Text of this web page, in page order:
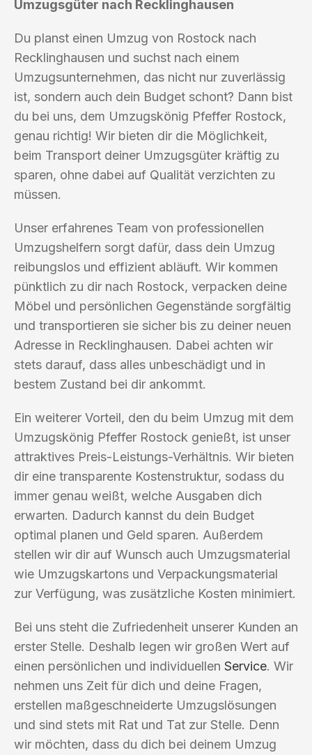
Umzugsgüter nach Recklinghausen
Du planst einen Umzug von Rostock nach
Recklinghausen und suchst nach einem
Umzugsunternehmen, das nicht nur zuverlässig
ist, sondern auch dein Budget schont? Dann bist
du bei uns, dem Umzugskönig Pfeffer Rostock,
genau richtig! Wir bieten dir die Möglichkeit,
beim Transport deiner Umzugsgüter kräftig zu
sparen, ohne dabei auf Qualität verzichten zu
müssen.
Unser erfahrenes Team von professionellen
Umzugshelfern sorgt dafür, dass dein Umzug
reibungslos und effizient abläuft. Wir kommen
pünktlich zu dir nach Rostock, verpacken deine
Möbel und persönlichen Gegenstände sorgfältig
und transportieren sie sicher bis zu deiner neuen
Adresse in Recklinghausen. Dabei achten wir
stets darauf, dass alles unbeschädigt und in
bestem Zustand bei dir ankommt.
Ein weiterer Vorteil, den du beim Umzug mit dem
Umzugskönig Pfeffer Rostock genießt, ist unser
attraktives Preis-Leistungs-Verhältnis. Wir bieten
dir eine transparente Kostenstruktur, sodass du
immer genau weißt, welche Ausgaben dich
erwarten. Dadurch kannst du dein Budget
optimal planen und Geld sparen. Außerdem
stellen wir dir auf Wunsch auch Umzugsmaterial
wie Umzugskartons und Verpackungsmaterial
zur Verfügung, was zusätzliche Kosten minimiert.
Bei uns steht die Zufriedenheit unserer Kunden an
erster Stelle. Deshalb legen wir großen Wert auf
einen persönlichen und individuellen Service. Wir
nehmen uns Zeit für dich und deine Fragen,
erstellen maßgeschneiderte Umzugslösungen
und sind stets mit Rat und Tat zur Stelle. Denn
wir möchten, dass du dich bei deinem Umzug